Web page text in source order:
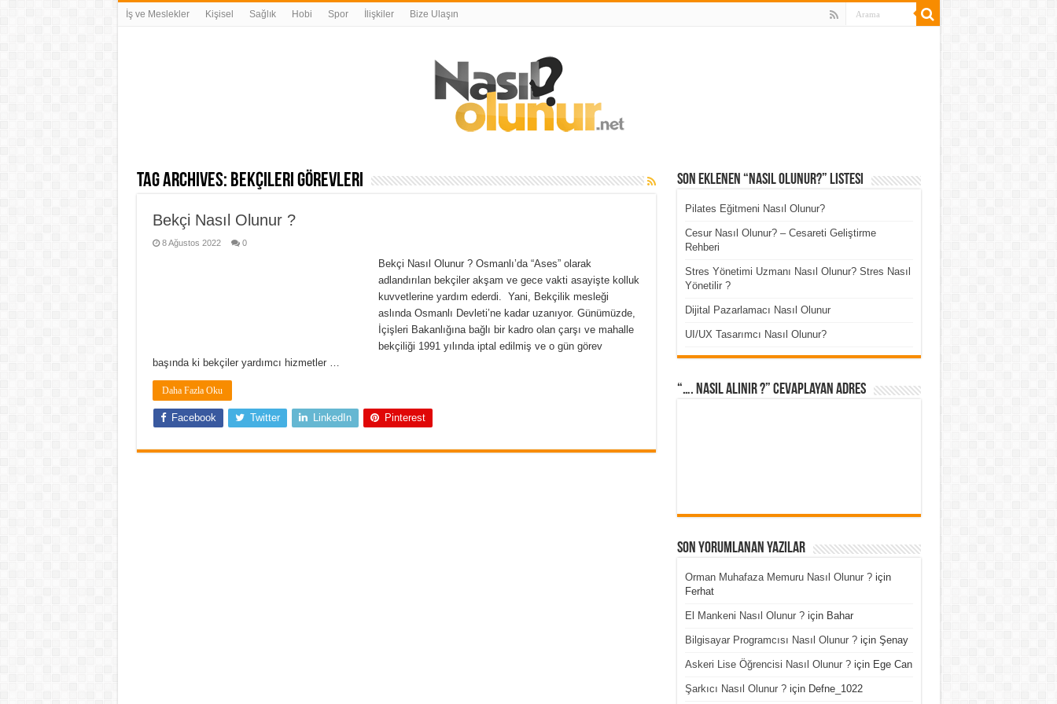
İş ve Meslekler Kişisel Sağlık Hobi Spor İlişkiler Bize Ulaşın
Tag Archives: Bekçileri Görevleri
Bekçi Nasıl Olunur ?
8 Ağustos 2022 0
Bekçi Nasıl Olunur ? Osmanlı’da “Ases” olarak
adlandırılan bekçiler akşam ve gece vakti asayişte kolluk
kuvvetlerine yardım ederdi. Yani, Bekçilik mesleği
aslında Osmanlı Devleti’ne kadar uzanıyor. Günümüzde,
İçişleri Bakanlığına bağlı bir kadro olan çarşı ve mahalle
bekçiliği 1991 yılında iptal edilmiş ve o gün görev
başında ki bekçiler yardımcı hizmetler …
Daha Fazla Oku
Facebook Twitter LinkedIn Pinterest
Son Eklenen “Nasıl Olunur?” Listesi
Pilates Eğitmeni Nasıl Olunur?
Cesur Nasıl Olunur? – Cesareti Geliştirme
Rehberi
Stres Yönetimi Uzmanı Nasıl Olunur? Stres Nasıl
Yönetilir ?
Dijital Pazarlamacı Nasıl Olunur
UI/UX Tasarımcı Nasıl Olunur?
“…. Nasıl Alınır ?” cevaplayan adres
Son Yorumlanan Yazılar
Orman Muhafaza Memuru Nasıl Olunur ?için
Ferhat
El Mankeni Nasıl Olunur ?için Bahar
Bilgisayar Programcısı Nasıl Olunur ?için Şenay
Askeri Lise Öğrencisi Nasıl Olunur ?için Ege Can
Şarkıcı Nasıl Olunur ?için Defne_1022